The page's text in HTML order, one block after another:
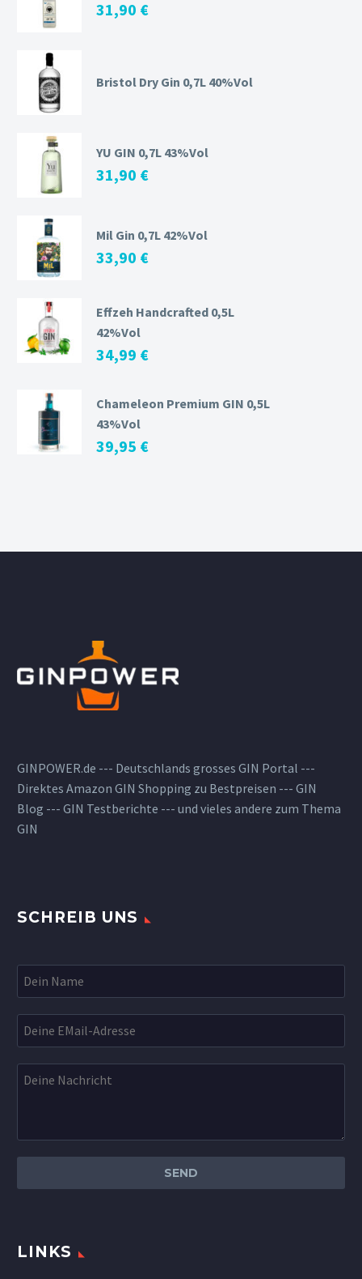
31,90 €
Bristol Dry Gin 0,7L 40%Vol
YU GIN 0,7L 43%Vol
31,90 €
Mil Gin 0,7L 42%Vol
33,90 €
Effzeh Handcrafted 0,5L
42%Vol
34,99 €
Chameleon Premium GIN 0,5L
43%Vol
39,95 €
GINPOWER.de --- Deutschlands grosses GIN Portal ---
Direktes Amazon GIN Shopping zu Bestpreisen --- GIN
Blog --- GIN Testberichte --- und vieles andere zum Thema
GIN
SCHREIB UNS
LINKS